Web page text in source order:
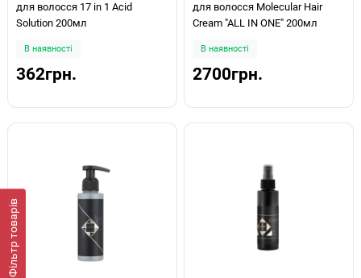
Фiльтр товарів
для волосся 17 in 1 Acid
Solution 200мл
В наявності
362грн.
для волосся Molecular Hair
Cream "ALL IN ONE" 200мл
В наявності
2700грн.